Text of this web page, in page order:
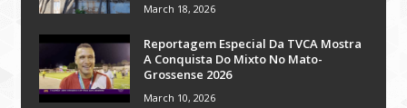
March 18, 2026
Reportagem Especial Da TVCA Mostra
A Conquista Do Mixto No Mato-
Grossense 2026
March 10, 2026